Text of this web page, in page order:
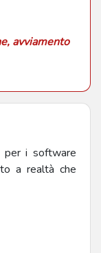
avviamento
per i software
a realtà che